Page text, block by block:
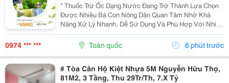
" Thuốc Trừ Ốc Dạng Nước Đang Trở Thành Lựa Chọn
Được Nhiều Bà Con Nông Dân Quan Tâm Nhờ Khả
Năng Xử Lý Nhanh, Dễ Sử Dụng Và Phù Hợp Với Nhiều
Loại Cây Trồng Khác Nhau. Trong Điều Kiện Thời Tiết
Nóng Ẩm, Mưa Nhiều, Các Loại Ốc Gây Hại Thường
0974 *** *** Toàn quốc 6 phút trước
# Tòa Căn Hộ Kiệt Nhựa 5M Nguyễn Hữu Thọ,
81M2, 3 Tầng, Thu 29Tr/Th, 7.X Tỷ